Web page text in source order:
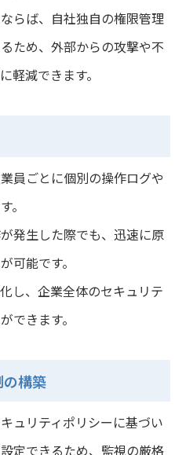
らば、自社独自の権限管理
ため、外部からの攻撃や不
軽減できます。
員ごとに個別の操作ログや
。
発生した際でも、迅速に原
可能です。
し、企業全体のセキュリテ
できます。
の構築
ュリティポリシーに基づい
定できるため、監視の厳格